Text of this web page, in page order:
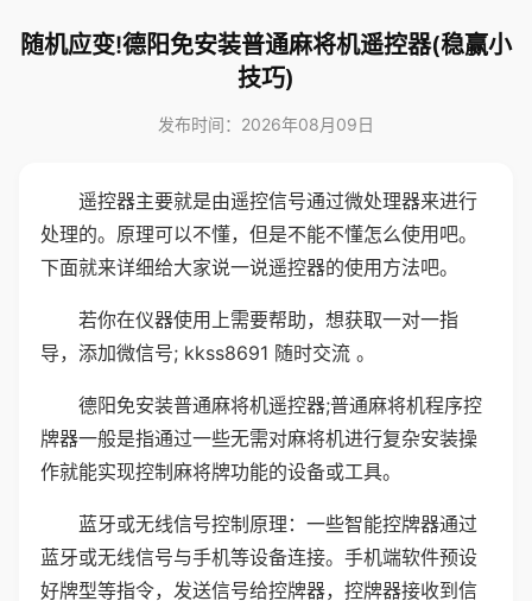
随机应变!德阳免安装普通麻将机遥控器(稳赢小
技巧)
发布时间：2026年08月09日
遥控器主要就是由遥控信号通过微处理器来进行
处理的。原理可以不懂，但是不能不懂怎么使用吧。
下面就来详细给大家说一说遥控器的使用方法吧。
若你在仪器使用上需要帮助，想获取一对一指
导，添加微信号; kkss8691 随时交流 。
德阳免安装普通麻将机遥控器;普通麻将机程序控
牌器一般是指通过一些无需对麻将机进行复杂安装操
作就能实现控制麻将牌功能的设备或工具。
蓝牙或无线信号控制原理：一些智能控牌器通过
蓝牙或无线信号与手机等设备连接。手机端软件预设
好牌型等指令，发送信号给控牌器，控牌器接收到信